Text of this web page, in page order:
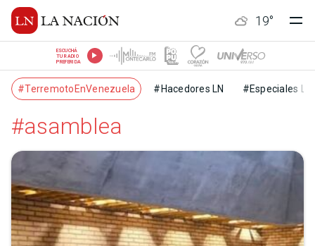
19°
ESCUCHÁ
TU RADIO
PREFERIDA
#TerremotoEnVenezuela #Hacedores LN #Especiales LN
#asamblea